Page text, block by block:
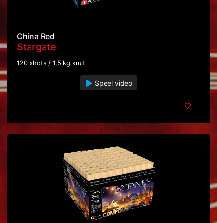
China Red
Stargate
120 shots / 1,5 kg kruit
Speel video